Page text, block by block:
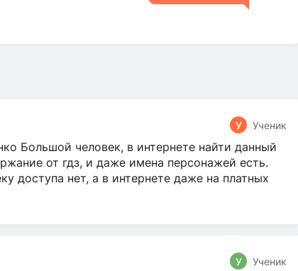
У Ученик
Большой человек, в интернете найти данный
от гдз, и даже имена персонажей есть.
доступа нет, а в интернете даже на платных
У Ученик